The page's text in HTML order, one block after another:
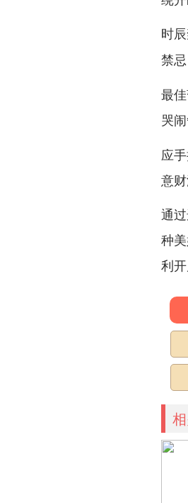
时
禁忌
最
哭
应
意
通
种
利